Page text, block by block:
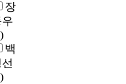
장
우
백